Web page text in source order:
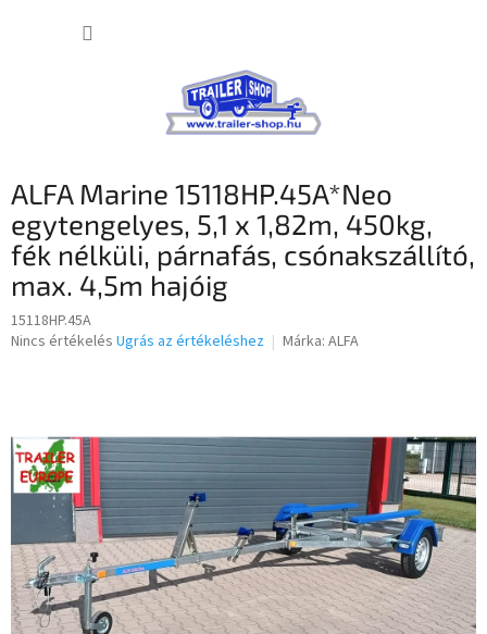
ALFA Marine 15118HP.45A*Neo
egytengelyes, 5,1 x 1,82m, 450kg,
fék nélküli, párnafás, csónakszállító,
max. 4,5m hajóig
15118HP.45A
A
ből
0,0
csillag.
Nincs értékelés Ugrás az értékeléshez Márka: ALFA